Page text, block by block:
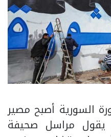
السورية أصبح مصير
يقول مراسل صحيفة